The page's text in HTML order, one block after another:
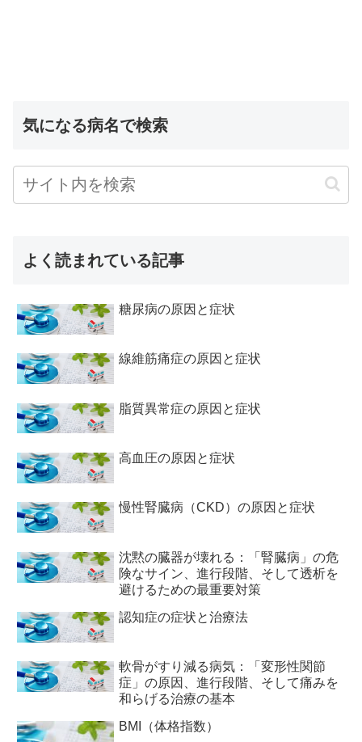
気になる病名で検索
よく読まれている記事
糖尿病の原因と症状
線維筋痛症の原因と症状
脂質異常症の原因と症状
高血圧の原因と症状
慢性腎臓病（CKD）の原因と症状
沈黙の臓器が壊れる：「腎臓病」の危
険なサイン、進行段階、そして透析を
避けるための最重要対策
認知症の症状と治療法
軟骨がすり減る病気：「変形性関節
症」の原因、進行段階、そして痛みを
和らげる治療の基本
BMI（体格指数）